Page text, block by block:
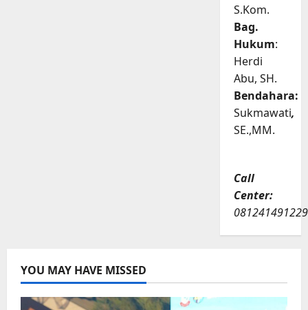
S.Kom.
Bag.
Hukum:
Herdi
Abu, SH.
Bendahara:
Sukmawati,
SE.,MM.
Call
Center:
081241491229
YOU MAY HAVE MISSED